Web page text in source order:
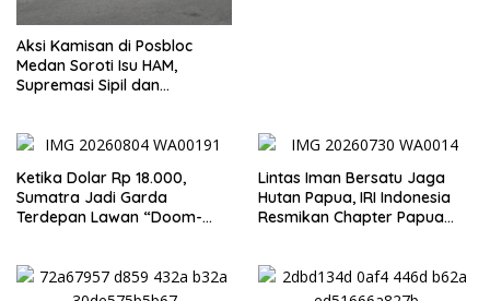
Aksi Kamisan di Posbloc
Medan Soroti Isu HAM,
Supremasi Sipil dan
Ketika Dolar Rp 18.000,
Sumatra Jadi Garda
Terdepan Lawan “Doom-
Lintas Iman Bersatu Jaga
Hutan Papua, IRI Indonesia
Resmikan Chapter Papua